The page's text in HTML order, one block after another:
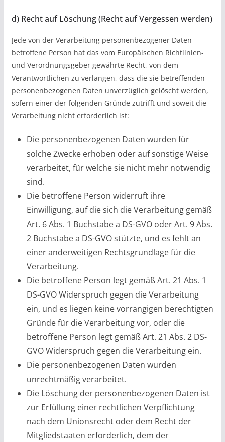
d) Recht auf Löschung (Recht auf Vergessen werden)
Jede von der Verarbeitung personenbezogener Daten
betroffene Person hat das vom Europäischen Richtlinien-
und Verordnungsgeber gewährte Recht, von dem
Verantwortlichen zu verlangen, dass die sie betreffenden
personenbezogenen Daten unverzüglich gelöscht werden,
sofern einer der folgenden Gründe zutrifft und soweit die
Verarbeitung nicht erforderlich ist:
Die personenbezogenen Daten wurden für
solche Zwecke erhoben oder auf sonstige Weise
verarbeitet, für welche sie nicht mehr notwendig
sind.
Die betroffene Person widerruft ihre
Einwilligung, auf die sich die Verarbeitung gemäß
Art. 6 Abs. 1 Buchstabe a DS-GVO oder Art. 9 Abs.
2 Buchstabe a DS-GVO stützte, und es fehlt an
einer anderweitigen Rechtsgrundlage für die
Verarbeitung.
Die betroffene Person legt gemäß Art. 21 Abs. 1
DS-GVO Widerspruch gegen die Verarbeitung
ein, und es liegen keine vorrangigen berechtigten
Gründe für die Verarbeitung vor, oder die
betroffene Person legt gemäß Art. 21 Abs. 2 DS-
GVO Widerspruch gegen die Verarbeitung ein.
Die personenbezogenen Daten wurden
unrechtmäßig verarbeitet.
Die Löschung der personenbezogenen Daten ist
zur Erfüllung einer rechtlichen Verpflichtung
nach dem Unionsrecht oder dem Recht der
Mitgliedstaaten erforderlich, dem der